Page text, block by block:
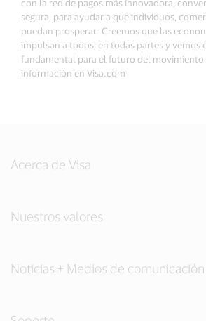
con la red de pagos más innovadora,
segura, para ayudar a que individuos,
puedan prosperar. Creemos que las
impulsan a todos, en todas partes y vemos
fundamental para el futuro del movimiento
información en Visa.com
Acerca de Visa
Nuestros valores
Noticias + Medios de comunicación